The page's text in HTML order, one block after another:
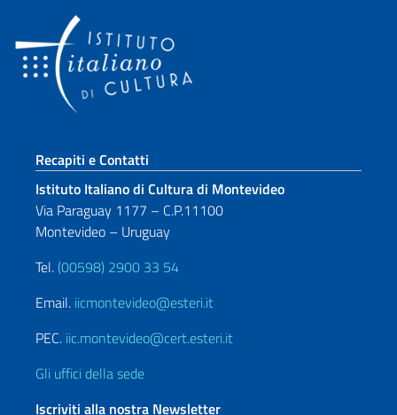
Sezione footer
Recapiti e Contatti
Istituto Italiano di Cultura di Montevideo
Via Paraguay 1177 – C.P.11100
Montevideo – Uruguay
Tel. (00598) 2900 33 54
Email. iicmontevideo@esteri.it
PEC. iic.montevideo@cert.esteri.it
Gli uffici della sede
Iscriviti alla nostra Newsletter